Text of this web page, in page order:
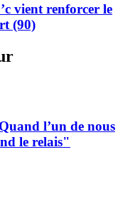
vient renforcer le
(90)
l’un de nous
le relais"